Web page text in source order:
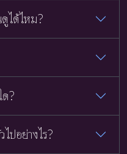
ได้ไหม?
?
ปอย่างไร?